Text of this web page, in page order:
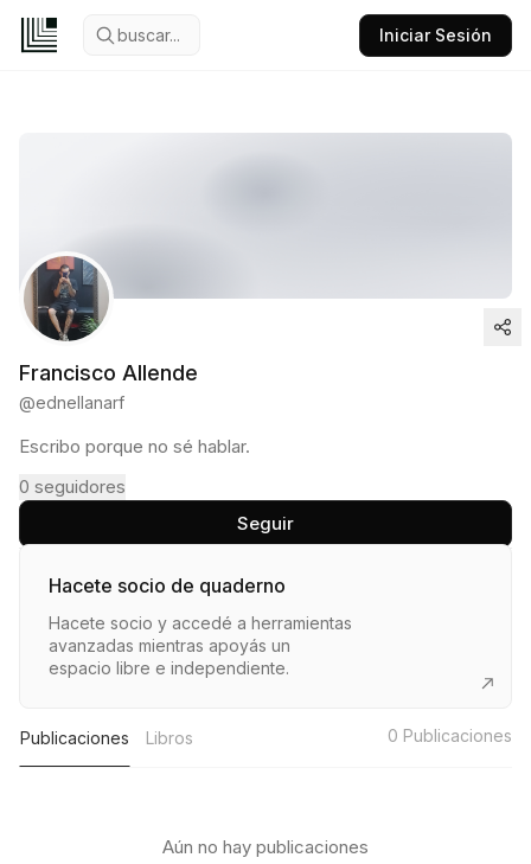
buscar... Iniciar Sesión
Francisco Allende
@ednellanarf
Escribo porque no sé hablar.
0 seguidores
Seguir
Hacete socio de quaderno
Hacete socio y accedé a herramientas
avanzadas mientras apoyás un
espacio libre e independiente.
Publicaciones Libros 0 Publicaciones
Aún no hay publicaciones